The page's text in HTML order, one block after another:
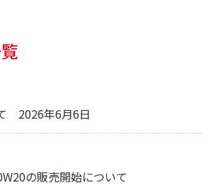
2026年6月6日
の販売開始について